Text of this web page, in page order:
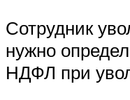
Сотрудник
нужно
НДФЛ при